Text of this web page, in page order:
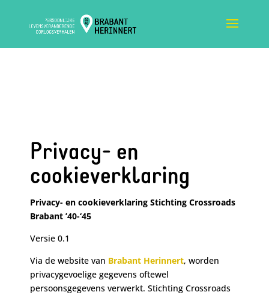
Privacy- en
cookieverklaring
Privacy- en cookieverklaring Stichting Crossroads
Brabant ’40-‘45
Versie 0.1
Via de website van Brabant Herinnert, worden
privacygevoelige gegevens oftewel
persoonsgegevens verwerkt. Stichting Crossroads